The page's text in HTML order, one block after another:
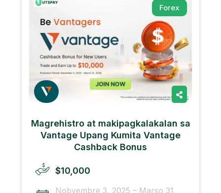
Forex
Magrehistro at makipagkalakalan sa
Vantage Upang Kumita Vantage
Cashback Bonus
$10,000
Nobyembre 3, 2025 – Marso 31,